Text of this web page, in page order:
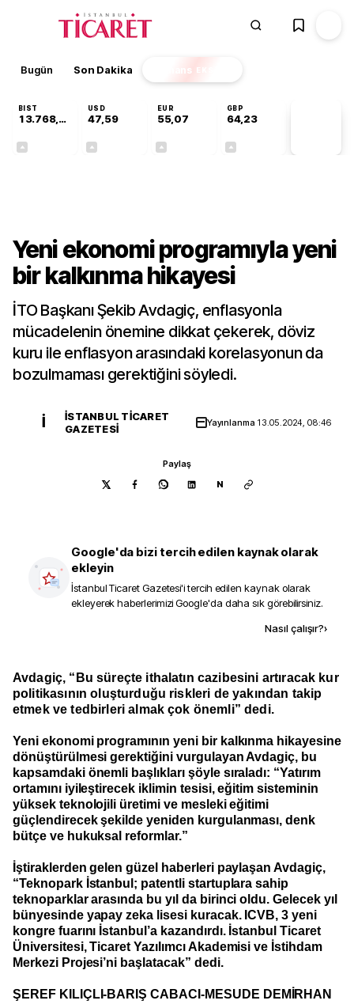
Bugün Son Dakika Finans EKSTRA
BIST
13.768,80
USD
47,59
EUR
55,07
GBP
64,23
Yeni ekonomi programıyla yeni
bir kalkınma hikayesi
İTO Başkanı Şekib Avdagiç, enflasyonla
mücadelenin önemine dikkat çekerek, döviz
kuru ile enflasyon arasındaki korelasyonun da
bozulmaması gerektiğini söyledi.
İ
İSTANBUL TICARET
GAZETESI
Yayınlanma 13.05.2024, 08:46
Paylaş
N
Google'da bizi tercih edilen kaynak olarak
ekleyin
İstanbul Ticaret Gazetesi'i tercih edilen kaynak olarak
ekleyerek haberlerimizi Google'da daha sık görebilirsiniz.
Nasıl çalışır?›
Avdagiç, “Bu süreçte ithalatın cazibesini artıracak kur
politikasının oluşturduğu riskleri de yakından takip
etmek ve tedbirleri almak çok önemli” dedi.
Yeni ekonomi programının yeni bir kalkınma hikayesine
dönüştürülmesi gerektiğini vurgulayan Avdagiç, bu
kapsamdaki önemli başlıkları şöyle sıraladı: “Yatırım
ortamını iyileştirecek iklimin tesisi, eğitim sisteminin
yüksek teknolojili üretimi ve mesleki eğitimi
güçlendirecek şekilde yeniden kurgulanması, denk
bütçe ve hukuksal reformlar.”
İştiraklerden gelen güzel haberleri paylaşan Avdagiç,
“Teknopark İstanbul; patentli startuplara sahip
teknoparklar arasında bu yıl da birinci oldu. Gelecek yıl
bünyesinde yapay zeka lisesi kuracak. ICVB, 3 yeni
kongre fuarını İstanbul’a kazandırdı. İstanbul Ticaret
Üniversitesi, Ticaret Yazılımcı Akademisi ve İstihdam
Merkezi Projesi’ni başlatacak” dedi.
ŞEREF KILIÇLI-BARIŞ CABACI-MESUDE DEMİRHAN